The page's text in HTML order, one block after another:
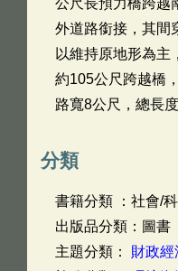
公尺長預力橋跨越
外道路銜接，其間
以維持原地形為主
約105公尺跨越橋
路寬8公尺，總長
分類
書籍分類 ：社會/
出版品分類：圖書
主題分類： 財政經